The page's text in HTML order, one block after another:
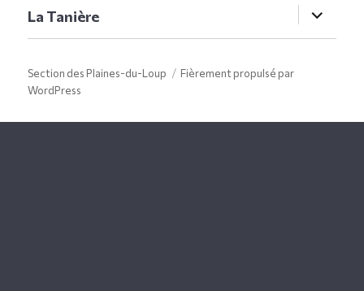
La Tanière ouvrir
le
sous-
Section des Plaines-du-Loup
Fièrement propulsé par
WordPress